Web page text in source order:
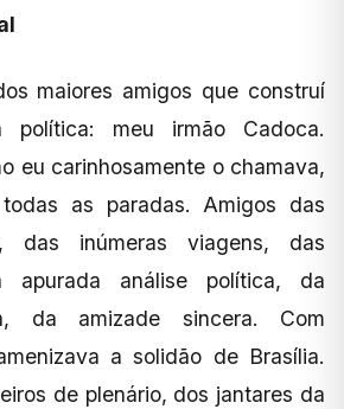
maiores amigos que construí
política: meu irmão Cadoca.
eu carinhosamente o chamava,
as paradas. Amigos das
das inúmeras viagens, das
apurada análise política, da
da amizade sincera. Com
a solidão de Brasília.
de plenário, dos jantares da